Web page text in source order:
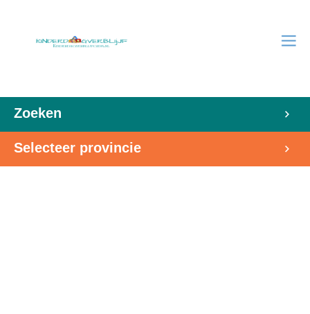
Zoeken
Selecteer provincie